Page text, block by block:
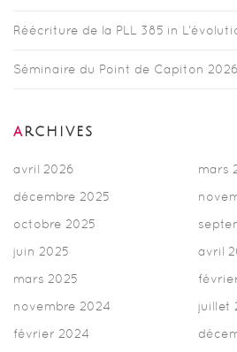
Réécriture de la PLL 385 in
Séminaire du Point de Capiton 2026
ARCHIVES
avril 2026
mars
décembre 2025
octobre 2025
juin 2025
avril
mars 2025
novembre 2024
juillet
février 2024